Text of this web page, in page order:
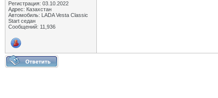
Регистрация: 03.10.2022
Адрес: Казахстан
Автомобиль: LADA Vesta Classic
Start седан
Сообщений: 11,936